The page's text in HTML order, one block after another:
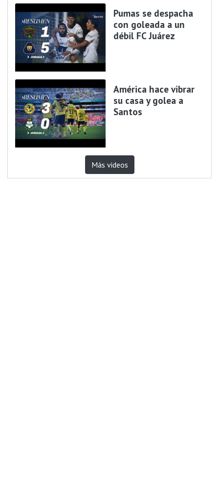
Pumas se despacha
con goleada a un
débil FC Juárez
América hace vibrar
su casa y golea a
Santos
Más videos